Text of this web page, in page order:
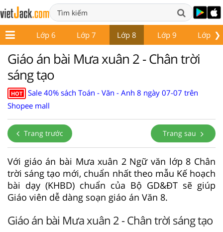
❯
5 Lớp 6 Lớp 7 Lớp 8 Lớp 9 Lớp 10
Giáo án bài Mưa xuân 2 - Chân trời
sáng tạo
HOT
Sale 40% sách Toán - Văn - Anh 8 ngày 07-07 trên
Shopee mall
Trang trước Trang sau
Với giáo án bài Mưa xuân 2 Ngữ văn lớp 8 Chân
trời sáng tạo mới, chuẩn nhất theo mẫu Kế hoạch
bài dạy (KHBD) chuẩn của Bộ GD&ĐT sẽ giúp
Giáo viên dễ dàng soạn giáo án Văn 8.
Giáo án bài Mưa xuân 2 - Chân trời sáng tạo